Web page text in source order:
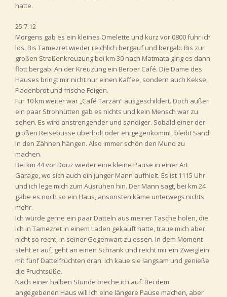
hatte.
25.7.12
Morgens gab es ein kleines Omelette und kurz vor 0800 fuhr ich
los. Bis Tamezret wieder reichlich bergauf und bergab. Bis zur
großen Straßenkreuzung bei km 30 nach Matmata ging es dann
flott bergab. An der Kreuzung ein Berber Café. Die Dame des
Hauses bringt mir nicht nur einen Kaffee, sondern auch Kekse,
Fladenbrot und frische Feigen.
Für 10 km weiter war „Café Tarzan“ ausgeschildert. Doch außer
ein paar Strohhütten gab es nichts und kein Mensch war zu
sehen. Es wird anstrengender und sandiger. Sobald einer der
großen Reisebusse überholt oder entgegenkommt, bleibt Sand
in den Zähnen hängen. Also immer schön den Mund zu
machen.
Bei km 44 vor Douz wieder eine kleine Pause in einer Art
Garage, wo sich auch ein junger Mann aufhielt. Es ist 1115 Uhr
und ich lege mich zum Ausruhen hin. Der Mann sagt, bei km 24
gäbe es noch so ein Haus, ansonsten käme unterwegs nichts
mehr.
Ich würde gerne ein paar Datteln aus meiner Tasche holen, die
ich in Tamezret in einem Laden gekauft hatte, traue mich aber
nicht so recht, in seiner Gegenwart zu essen. In dem Moment
steht er auf, geht an einen Schrank und reicht mir ein Zweiglein
mit fünf Dattelfrüchten dran. Ich kaue sie langsam und genieße
die Fruchtsüße.
Nach einer halben Stunde breche ich auf. Bei dem
angegebenen Haus will ich eine längere Pause machen, aber